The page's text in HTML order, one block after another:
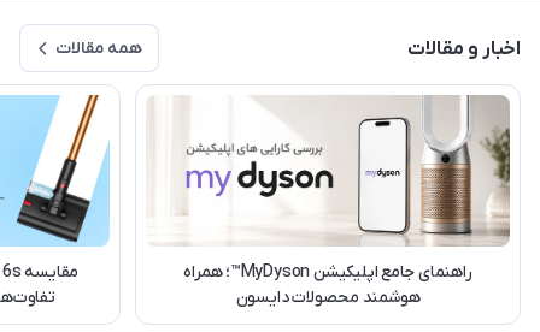
اخبار و مقالات همه مقالات
راهنمای جامع اپلیکیشن MyDyson™؛ همراه
هوشمند محصولات دایسون